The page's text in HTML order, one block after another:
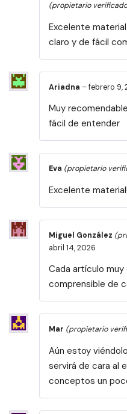
(propietario
Excelente material
claro y de fácil
Ariadna –febrero 9,
Muy
fácil de entender
Eva (propietario
Excelente material!
Miguel González
abril 14, 2026
Cada artículo
comprensible de
Mar (propietario
Aún estoy
servirá de cara al
conceptos un